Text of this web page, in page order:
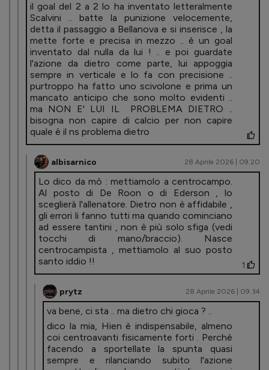
il goal del 2 a 2 lo ha inventato letteralmente
Scalvini .. batte la punizione velocemente,
detta il passaggio a Bellanova e si inserisce , la
mette forte e precisa in mezzo .. è un goal
inventato dal nulla da lui ! .. e poi guardate
l'azione da dietro come parte, lui appoggia
sempre in verticale e lo fa con precisione ..
purtroppo ha fatto uno scivolone e prima un
mancato anticipo che sono molto evidenti ..
ma NON E' LUI IL PROBLEMA DIETRO ..
bisogna non capire di calcio per non capire
quale è il ns problema dietro
albisarnico 28 Aprile 2026 | 09.20
Lo dico da mò : mettiamolo a centrocampo.
Al posto di De Roon o di Ederson , lo
sceglierà l'allenatore. Dietro non è affidabile ,
gli errori li fanno tutti ma quando cominciano
ad essere tantini , non è più solo sfiga (vedi
tocchi di mano/braccio). Nasce
centrocampista , mettiamolo al suo posto
santo iddio !!
1
prytz 28 Aprile 2026 | 09.34
va bene, ci sta .. ma dietro chi gioca ? ..
dico la mia, Hien è indispensabile, almeno
coi centroavanti fisicamente forti . Perchè
facendo a sportellate la spunta quasi
sempre e rilanciando subito l'azione